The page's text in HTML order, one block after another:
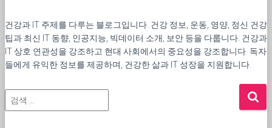
건강과 IT 주제를 다루는 블로그입니다. 건강 정보, 운동, 영양, 정신 건강
팁과 최신 IT 동향, 인공지능, 빅데이터 소개, 보안 등을 다룹니다. 건강과
IT 상호 연관성을 강조하고 현대 사회에서의 중요성을 강조합니다. 독자
들에게 유익한 정보를 제공하며, 건강한 삶과 IT 성장을 지원합니다.
검
색